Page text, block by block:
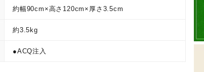
約幅90cm×高さ120cm×厚さ3.5cm
約3.5kg
●ACQ注入